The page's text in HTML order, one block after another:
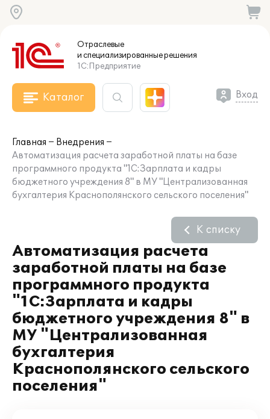
Отраслевые
и специализированныерешения
1С:Предприятие
Каталог Вход
Главная
Внедрения
Автоматизация расчета заработной платы на базе
программного продукта "1С:Зарплата и кадры
бюджетного учреждения 8" в МУ "Централизованная
бухгалтерия Краснополянского сельского поселения"
Автоматизация расчета
заработной платы на базе
программного продукта
"1С:Зарплата и кадры
бюджетного учреждения 8" в
МУ "Централизованная
бухгалтерия
Краснополянского сельского
поселения"
К списку